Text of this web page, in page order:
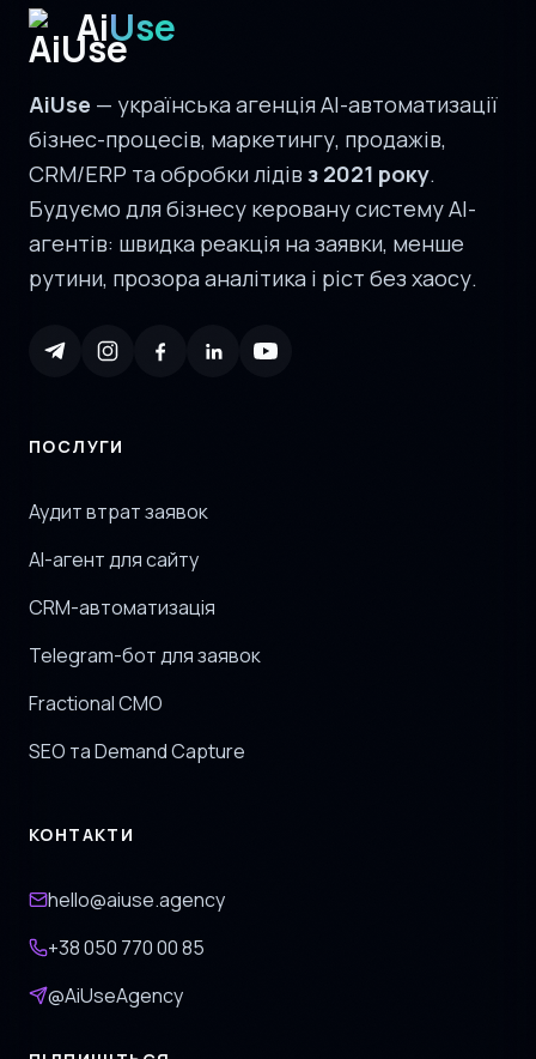
AiUse
AiUse — українська агенція AI-автоматизації
бізнес-процесів, маркетингу, продажів,
CRM/ERP та обробки лідів з 2021 року.
Будуємо для бізнесу керовану систему AI-
агентів: швидка реакція на заявки, менше
рутини, прозора аналітика і ріст без хаосу.
ПОСЛУГИ
Аудит втрат заявок
AI-агент для сайту
CRM-автоматизація
Telegram-бот для заявок
Fractional CMO
SEO та Demand Capture
КОНТАКТИ
hello@aiuse.agency
+38 050 770 00 85
@AiUseAgency